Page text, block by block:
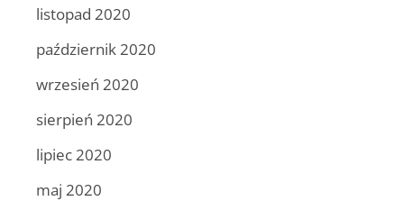
listopad 2020
październik 2020
wrzesień 2020
sierpień 2020
lipiec 2020
maj 2020